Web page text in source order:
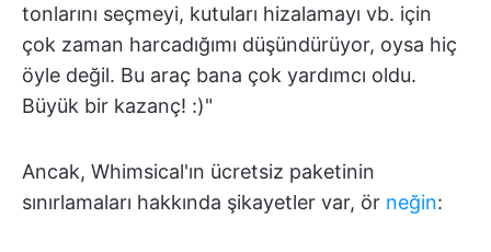
tonlarını seçmeyi, kutuları hizalamayı vb. için
çok zaman harcadığımı düşündürüyor, oysa hiç
öyle değil. Bu araç bana çok yardımcı oldu.
Büyük bir kazanç! :)"
Ancak, Whimsical'ın ücretsiz paketinin
sınırlamaları hakkında şikayetler var, ör neğin: